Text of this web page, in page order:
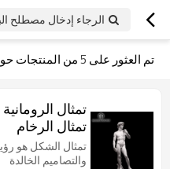
الرجاء إدخال مصطلح
تم العثور على 5من المنتجات
تمثال الرخام
تمثال الشكل هو
والتصاميم الخالدة